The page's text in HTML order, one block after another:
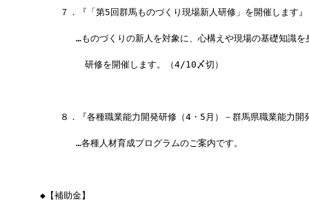
  　　７．『「第5回群馬ものづくり現場新人研修」を開催します』
…ものづくりの新人を対象に、心構えや現場の基礎知識を
研修を開催します。（4/10〆切）
　　８．『各種職業能力開発研修（4・5月）－群馬県職業能力開
…各種人材育成プログラムのご案内です。
◆【補助金】